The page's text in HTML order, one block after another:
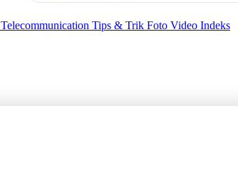
Yang sedang ramai dicari
Telecommunication Tips & Trik Foto Video Indeks